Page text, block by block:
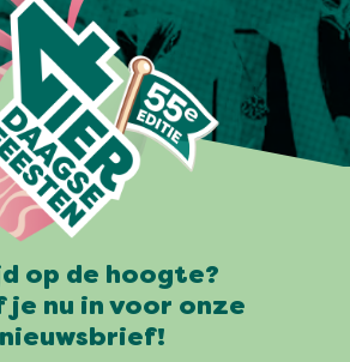
op de hoogte?
je nu in voor onze
nieuwsbrief!